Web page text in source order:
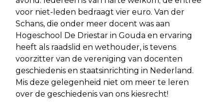
voor niet-leden bedraagt vier euro. Van der
Schans, die onder meer docent was aan
Hogeschool De Driestar in Gouda en ervaring
heeft als raadslid en wethouder, is tevens
voorzitter van de vereniging van docenten
geschiedenis en staatsinrichting in Nederland.
Mis deze gelegenheid niet om meer te leren
over de geschiedenis van ons kiesrecht!